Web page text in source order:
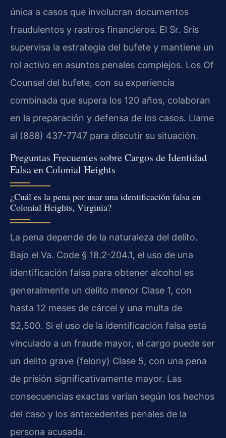
única a casos que involucran documentos
fraudulentos y rastros financieros. El Sr. Sris
supervisa la estrategia del bufete y mantiene un
rol activo en asuntos penales complejos. Los Of
Counsel del bufete, con su experiencia
combinada que supera los 120 años, colaboran
en la preparación y defensa de los casos. Llame
al (888) 437-7747 para discutir su situación.
Preguntas Frecuentes sobre Cargos de Identidad
Falsa en Colonial Heights
¿Cuál es la pena por usar una identificación falsa en
Colonial Heights, Virginia?
La pena depende de la naturaleza del delito.
Bajo el Va. Code § 18.2-204.1, el uso de una
identificación falsa para obtener alcohol es
generalmente un delito menor Clase 1, con
hasta 12 meses de cárcel y una multa de
$2,500. Si el uso de la identificación falsa está
vinculado a un fraude mayor, el cargo puede ser
un delito grave (felony) Clase 5, con una pena
de prisión significativamente mayor. Las
consecuencias exactas varían según los hechos
del caso y los antecedentes penales de la
persona acusada.